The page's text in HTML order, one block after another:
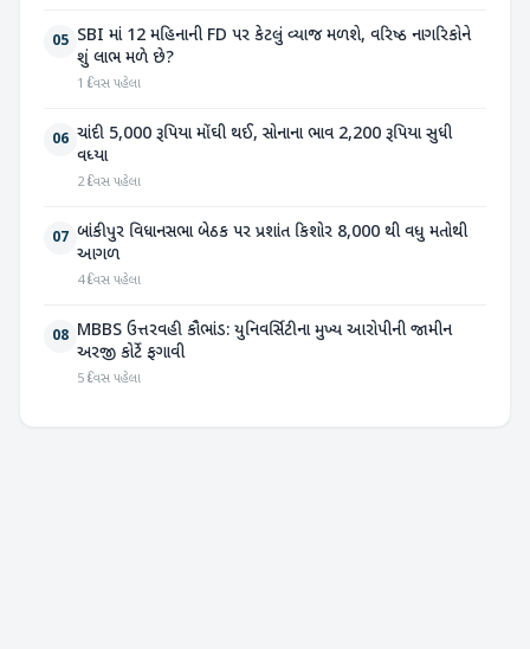
05 SBI માં 12 મહિનાની FD પર કેટલું વ્યાજ મળશે, વરિષ્ઠ નાગરિકોને
શું લાભ મળે છે?
1 દિવસ પહેલા
06 ચાંદી 5,000 રૂપિયા મોંઘી થઈ, સોનાના ભાવ 2,200 રૂપિયા સુધી
વધ્યા
2 દિવસ પહેલા
07 બાંકીપુર વિધાનસભા બેઠક પર પ્રશાંત કિશોર 8,000 થી વધુ મતોથી
આગળ
4 દિવસ પહેલા
08 MBBS ઉત્તરવહી કૌભાંડ: યુનિવર્સિટીના મુખ્ય આરોપીની જામીન
અરજી કોર્ટે ફગાવી
5 દિવસ પહેલા